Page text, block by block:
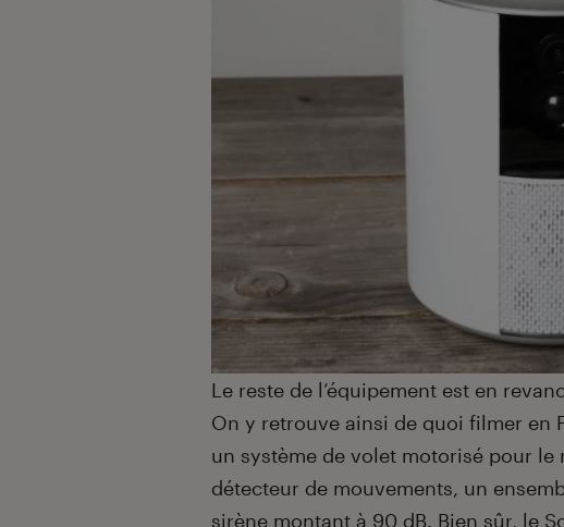
Le reste de l’équipement est en
On y retrouve ainsi de quoi filmer en
un système de volet motorisé pour le
détecteur de mouvements, un
sirène montant à 90 dB. Bien sûr, le